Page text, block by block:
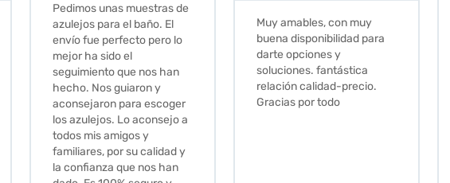
Muy amables, con muy
buena disponibilidad para
darte opciones y
soluciones. fantástica
relación calidad-precio.
Gracias por todo
La Casa de los Azulejos. La
tención recibida, sobretodo
por parte de Stephanie, ha
sido excepcional. Serios,
profesionales,
colaboradores para